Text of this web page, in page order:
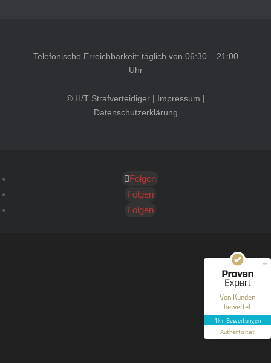
Telefonische Erreichbarkeit: täglich von 06:30 – 21:00
Uhr
© H/T Strafverteidiger | Impressum |
Datenschutzerklärung
Folgen
Folgen
Folgen
Von Kunden
bewertet
1k+ Bewertungen
Authentizität
Kundenbewertungen und Erfahrungen zu
SEHR GUT
40
Bewertungen auf
ProvenExpert.com
Blick aufs ProvenExpert-Profil werfen